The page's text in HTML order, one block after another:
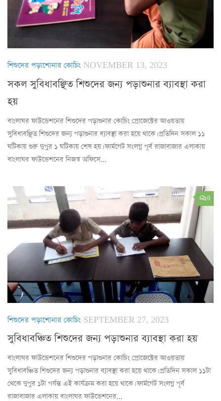
শিশুদের পড়াশোনার কোচিং NOVEMBER 13, 2023
সকল সুবিধাবঞ্ছিত শিশুদের জন্য পড়াশুনার ব্যাবস্থা করা
হয়
বাংলাঘর ফাউন্ডেশনের শিশুদের পড়াশুনার কোচিং প্রোজেক্টের আওয়তায়
সুবিধাবঞ্ছিত শিশুদের জন্য পড়াশুনার ব্যাবস্থা করা হয়ে থাকে। প্রতিদিন সকাল ১১
ঘটিকায় শুরু দুপুর ১ ঘটিকায় শেষ হয়। ফার্মগেট সংলগ্ন পূর্ব রাজাবাজার এলাকায়
বাংলাঘর ফাউন্ডেশনের নিজস্ব অফিসে...
0
শিশুদের পড়াশোনার কোচিং SEPTEMBER 27, 2023
সুবিধাবঞ্চিত শিশুদের জন্য পড়াশুনার ব্যাবস্থা করা হয়
বাংলাঘর ফাউন্ডেশনের শিশুদের পড়াশুনার কোচিং প্রোজেক্টের আওয়তায়
সুবিধাবঞ্চিত শিশুদের জন্য পড়াশুনার ব্যাবস্থা করা হয়ে থাকে। প্রতিদিন সকাল ১১টা
থেকে দুপুর ১টা পর্যন্ত এই কার্যক্রম করা হয়ে থাকে। ফার্মগেট সংলগ্ন পূর্ব
রাজাবাজার এলাকায় বাংলাঘর ফাউন্ডেশনের...